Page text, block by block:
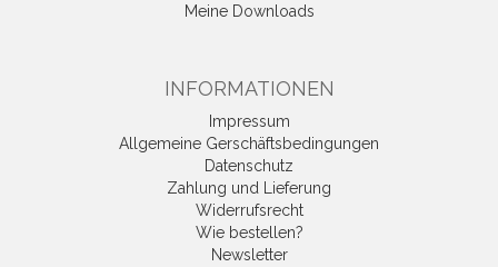
Meine Downloads
INFORMATIONEN
Impressum
Allgemeine Gerschäftsbedingungen
Datenschutz
Zahlung und Lieferung
Widerrufsrecht
Wie bestellen?
Newsletter